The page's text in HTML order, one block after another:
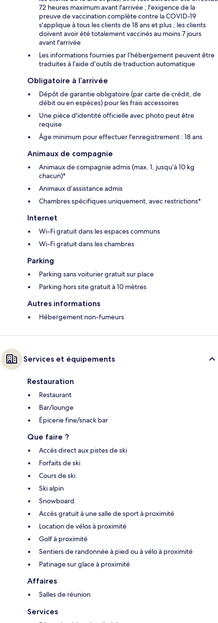
72 heures maximum avant l'arrivée ; l'exigence de la
preuve de vaccination complète contre la COVID-19
s'applique à tous les clients de 18 ans et plus ; les clients
doivent avoir été totalement vaccinés au moins 7 jours
avant l'arrivée
Les informations fournies par l’hébergement peuvent être
traduites à l’aide d’outils de traduction automatique
Obligatoire à l’arrivée
Dépôt de garantie obligatoire (par carte de crédit, de
débit ou en espèces) pour les frais accessoires
Une pièce d'identité officielle avec photo peut être
requise
Âge minimum pour effectuer l'enregistrement : 18 ans
Animaux de compagnie
Animaux de compagnie admis (max. 1, jusqu’à 10 kg
chacun)*
Animaux d’assistance admis
Chambres spécifiques uniquement, avec restrictions*
Internet
Wi-Fi gratuit dans les espaces communs
Wi-Fi gratuit dans les chambres
Parking
Parking sans voiturier gratuit sur place
Parking hors site gratuit à 10 mètres
Autres informations
Hébergement non-fumeurs
Services et équipements
Restauration
Restaurant
Bar/lounge
Épicerie fine/snack bar
Que faire ?
Accès direct aux pistes de ski
Forfaits de ski
Cours de ski
Ski alpin
Snowboard
Accès gratuit à une salle de sport à proximité
Location de vélos à proximité
Golf à proximité
Sentiers de randonnée à pied ou à vélo à proximité
Patinage sur glace à proximité
Affaires
Salles de réunion
Services